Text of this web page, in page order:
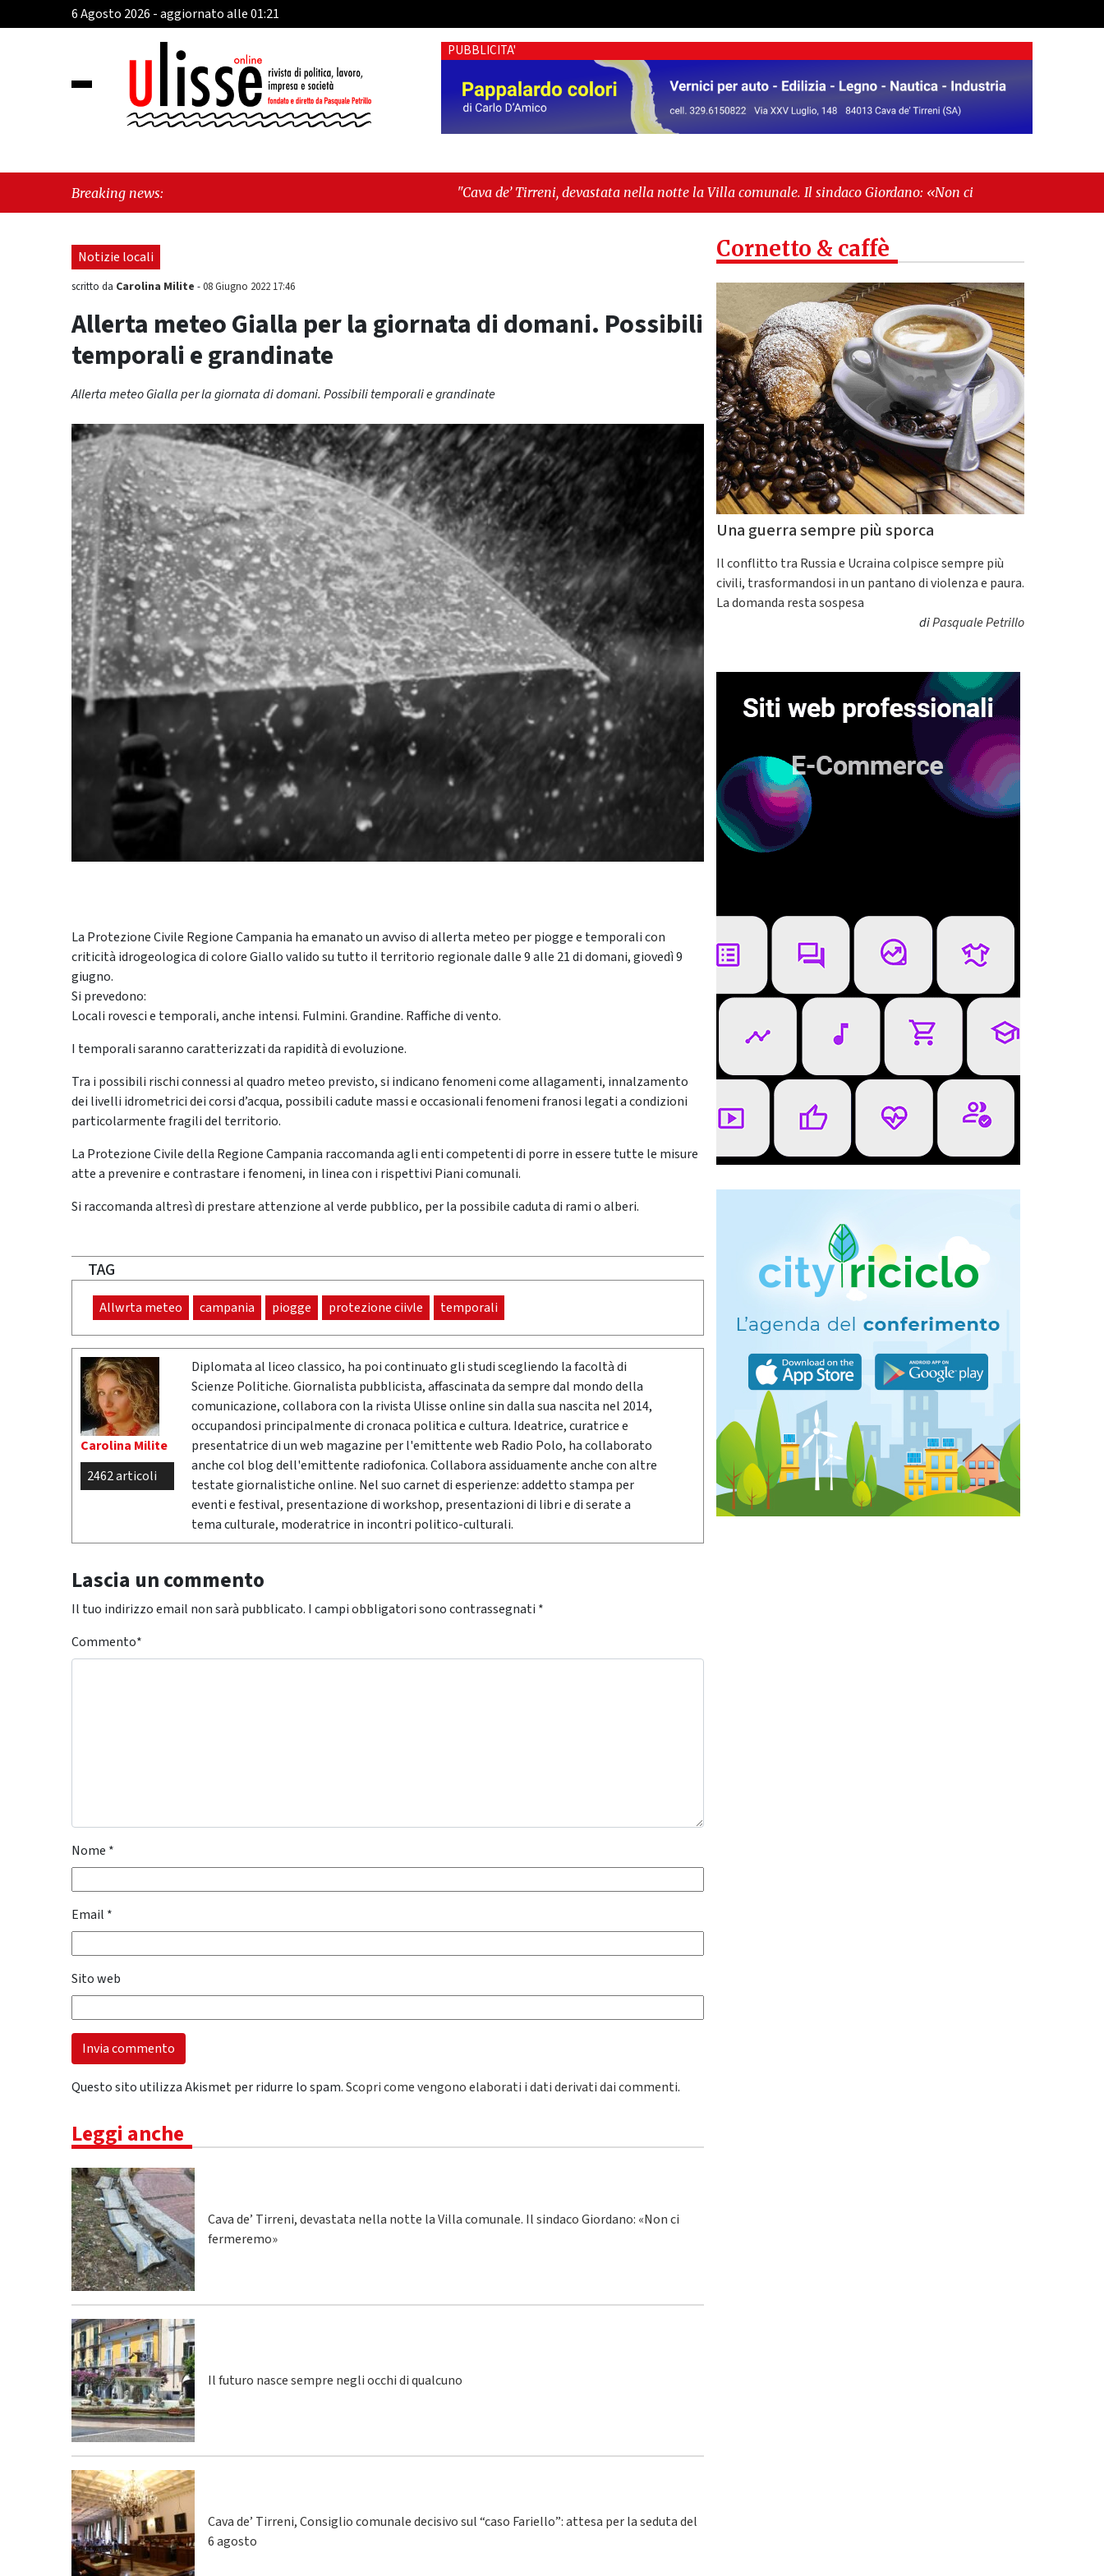
6 Agosto 2026 - aggiornato alle 01:21
PUBBLICITA'
Breaking news: "Cava de’ Tirreni, devastata nella notte la Villa comunale. Il sindaco Giordano: «Non ci fermeremo»" - "Italia
sospesa tra identità, fragilità sociali e pressioni economiche"
Notizie locali
scritto da Carolina Milite -08 Giugno 2022 17:46
Allerta meteo Gialla per la giornata di domani. Possibili
temporali e grandinate
Allerta meteo Gialla per la giornata di domani. Possibili temporali e grandinate
La Protezione Civile Regione Campania ha emanato un avviso di allerta meteo per piogge e temporali con
criticità idrogeologica di colore Giallo valido su tutto il territorio regionale dalle 9 alle 21 di domani, giovedì 9
giugno.
Si prevedono:
Locali rovesci e temporali, anche intensi. Fulmini. Grandine. Raffiche di vento.
I temporali saranno caratterizzati da rapidità di evoluzione.
Tra i possibili rischi connessi al quadro meteo previsto, si indicano fenomeni come allagamenti, innalzamento
dei livelli idrometrici dei corsi d’acqua, possibili cadute massi e occasionali fenomeni franosi legati a condizioni
particolarmente fragili del territorio.
La Protezione Civile della Regione Campania raccomanda agli enti competenti di porre in essere tutte le misure
atte a prevenire e contrastare i fenomeni, in linea con i rispettivi Piani comunali.
Si raccomanda altresì di prestare attenzione al verde pubblico, per la possibile caduta di rami o alberi.
TAG
Allwrta meteo campania piogge protezione ciivle temporali
Carolina Milite
2462 articoli
Diplomata al liceo classico, ha poi continuato gli studi scegliendo la facoltà di
Scienze Politiche. Giornalista pubblicista, affascinata da sempre dal mondo della
comunicazione, collabora con la rivista Ulisse online sin dalla sua nascita nel 2014,
occupandosi principalmente di cronaca politica e cultura. Ideatrice, curatrice e
presentatrice di un web magazine per l'emittente web Radio Polo, ha collaborato
anche col blog dell'emittente radiofonica. Collabora assiduamente anche con altre
testate giornalistiche online. Nel suo carnet di esperienze: addetto stampa per
eventi e festival, presentazione di workshop, presentazioni di libri e di serate a
tema culturale, moderatrice in incontri politico-culturali.
Lascia un commento
Il tuo indirizzo email non sarà pubblicato. I campi obbligatori sono contrassegnati *
Commento*
Nome *
Email *
Sito web
Questo sito utilizza Akismet per ridurre lo spam.Scopri come vengono elaborati i dati derivati dai commenti.
Leggi anche
Cava de’ Tirreni, devastata nella notte la Villa comunale. Il sindaco Giordano: «Non ci
fermeremo»
Il futuro nasce sempre negli occhi di qualcuno
Cava de’ Tirreni, Consiglio comunale decisivo sul “caso Fariello”: attesa per la seduta del
6 agosto
Cornetto & caffè
Una guerra sempre più sporca
Il conflitto tra Russia e Ucraina colpisce sempre più
civili, trasformandosi in un pantano di violenza e paura.
La domanda resta sospesa
diPasquale Petrillo